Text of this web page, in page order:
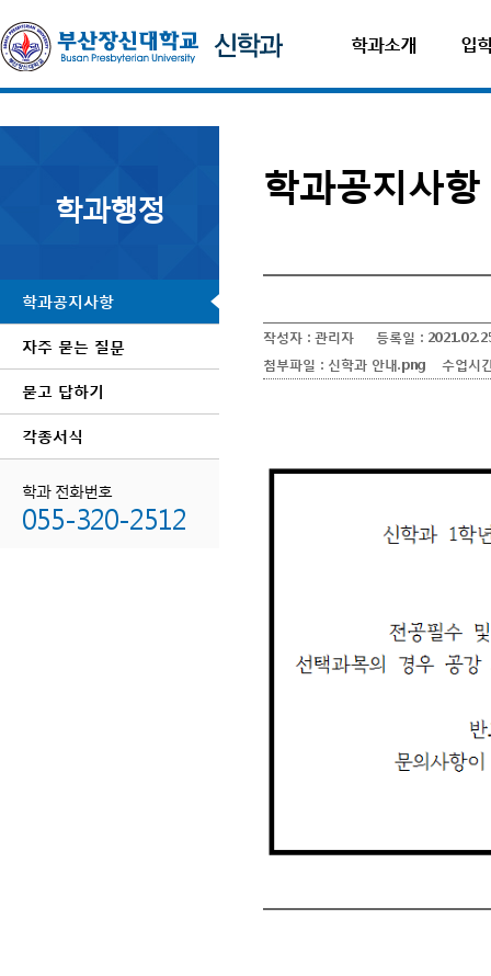
학과소개 입
학과행정
학과공지사항
자주 묻는 질문
묻고 답하기
각종서식
학과 전화번호
055-320-2512
학과공지사항
작성자 : 관리자 등록일 :
첨부파일 : 신학과 안내.png 수업시